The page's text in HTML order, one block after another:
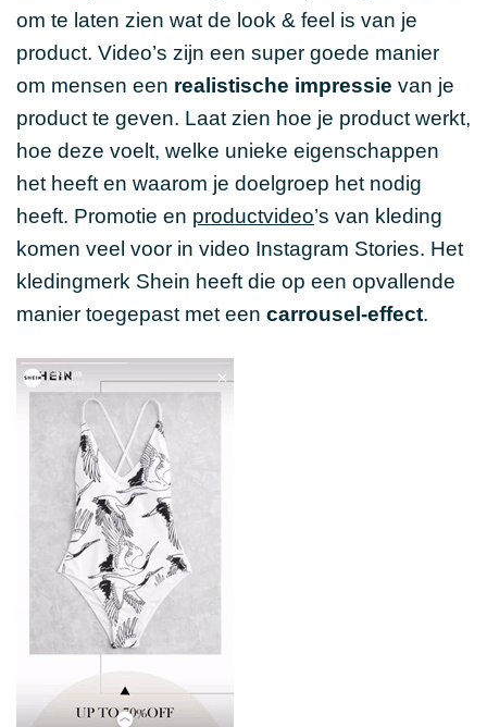
om te laten zien wat de look & feel is van je
product. Video’s zijn een super goede manier
om mensen een realistische impressie van je
product te geven. Laat zien hoe je product werkt,
hoe deze voelt, welke unieke eigenschappen
het heeft en waarom je doelgroep het nodig
heeft. Promotie en productvideo’s van kleding
komen veel voor in video Instagram Stories. Het
kledingmerk Shein heeft die op een opvallende
manier toegepast met een carrousel-effect.